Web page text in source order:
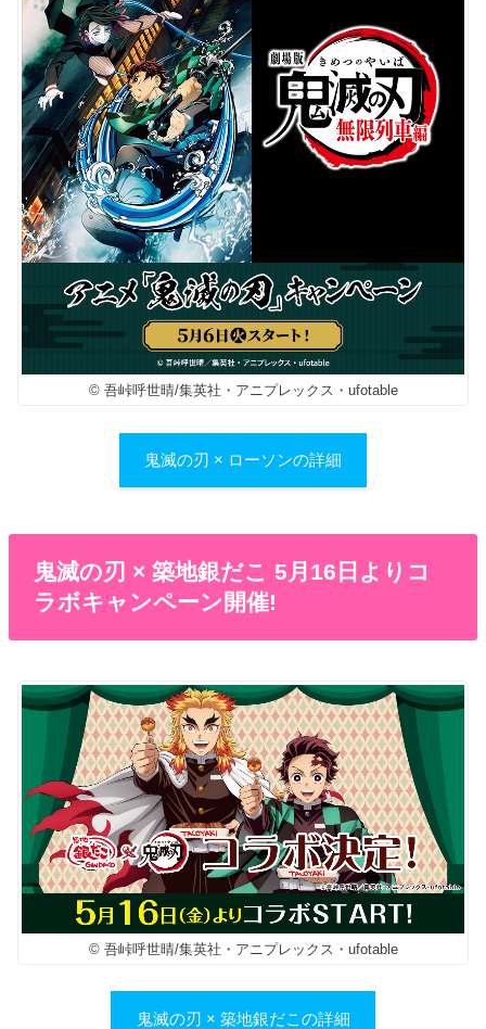
© 吾峠呼世晴/集英社・アニプレックス・ufotable
鬼滅の刃 × ローソンの詳細
鬼滅の刃 × 築地銀だこ 5月16日よりコ
ラボキャンペーン開催!
© 吾峠呼世晴/集英社・アニプレックス・ufotable
鬼滅の刃 × 築地銀だこの詳細